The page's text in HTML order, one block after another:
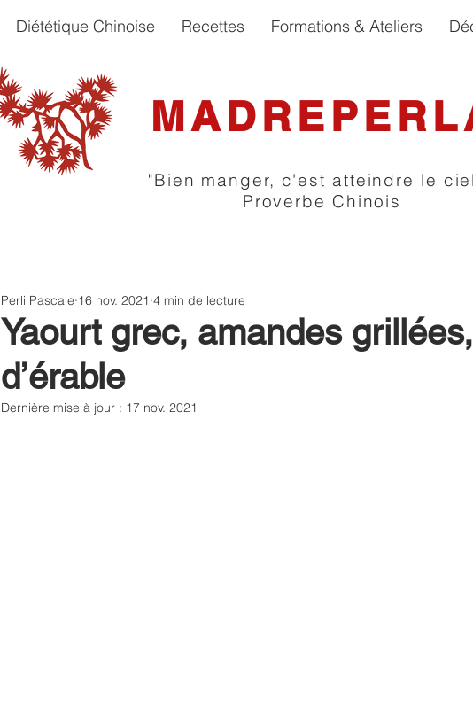
Diététique Chinoise Recettes Formations & Ateliers
"Bien manger, c'est atteindre le
Proverbe Chinois
Yaourt grec, amandes
d’érable
Perli Pascale 16 nov. 2021 4 min de lecture
Dernière mise à jour : 17 nov. 2021